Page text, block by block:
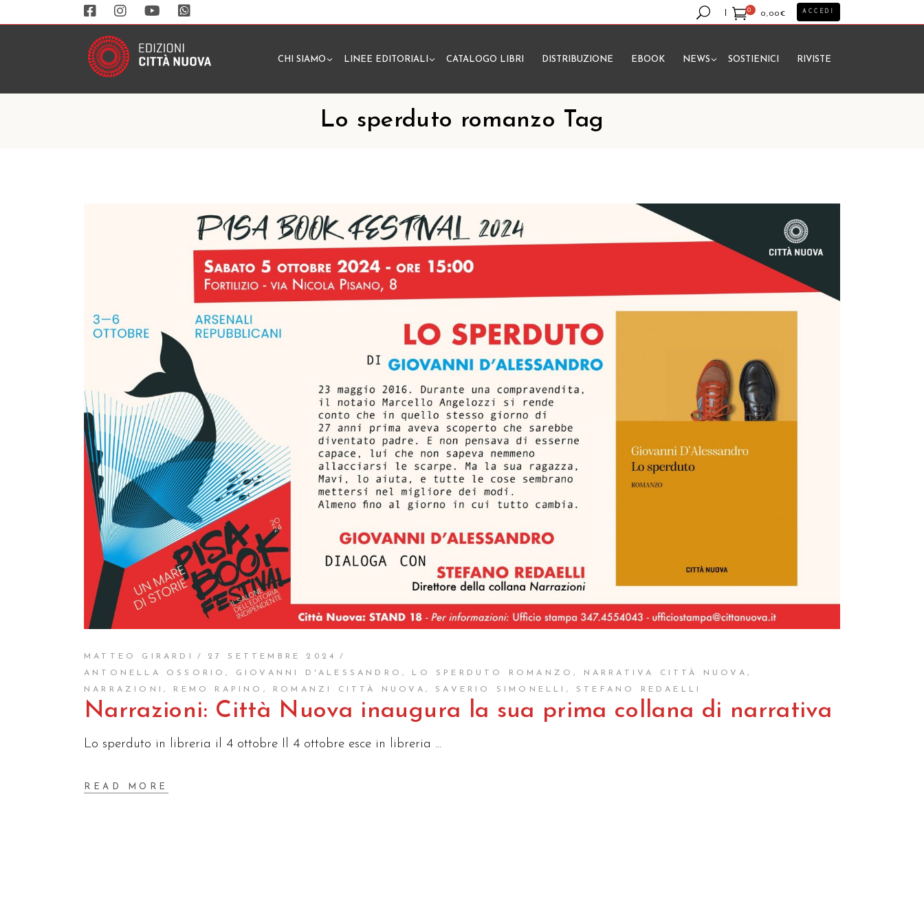
0
0,00€
Nessun prodotto nel carrello.
ACCEDI
CHI SIAMO LINEE EDITORIALI CATALOGO LIBRI DISTRIBUZIONE EBOOK NEWS SOSTIENICI RIVISTE
Lo sperduto romanzo Tag
MATTEO GIRARDI
27 SETTEMBRE 2024
ANTONELLA OSSORIO, GIOVANNI D'ALESSANDRO, LO SPERDUTO ROMANZO, NARRATIVA CITTÀ NUOVA ,
NARRAZIONI , REMO RAPINO , ROMANZI CITTÀ NUOVA , SAVERIO SIMONELLI , STEFANO REDAELLI
Narrazioni: Città Nuova inaugura la sua prima collana di narrativa
Lo sperduto in libreria il 4 ottobre Il 4 ottobre esce in libreria
READ MORE